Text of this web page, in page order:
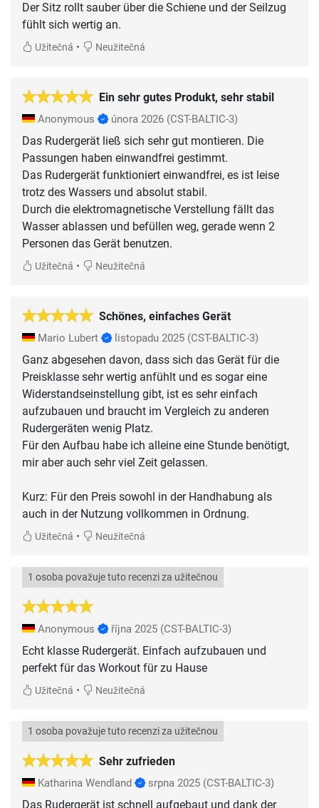
Der Sitz rollt sauber über die Schiene und der Seilzug
fühlt sich wertig an.
Užitečná • Neužitečná
Ein sehr gutes Produkt, sehr stabil
Anonymous února 2026 (CST-BALTIC-3)
Das Rudergerät ließ sich sehr gut montieren. Die
Passungen haben einwandfrei gestimmt.
Das Rudergerät funktioniert einwandfrei, es ist leise
trotz des Wassers und absolut stabil.
Durch die elektromagnetische Verstellung fällt das
Wasser ablassen und befüllen weg, gerade wenn 2
Personen das Gerät benutzen.
Užitečná • Neužitečná
Schönes, einfaches Gerät
Mario Lubert listopadu 2025 (CST-BALTIC-3)
Ganz abgesehen davon, dass sich das Gerät für die
Preisklasse sehr wertig anfühlt und es sogar eine
Widerstandseinstellung gibt, ist es sehr einfach
aufzubauen und braucht im Vergleich zu anderen
Rudergeräten wenig Platz.
Für den Aufbau habe ich alleine eine Stunde benötigt,
mir aber auch sehr viel Zeit gelassen.
Kurz: Für den Preis sowohl in der Handhabung als
auch in der Nutzung vollkommen in Ordnung.
Užitečná • Neužitečná
1 osoba považuje tuto recenzi za užitečnou
Anonymous října 2025 (CST-BALTIC-3)
Echt klasse Rudergerät. Einfach aufzubauen und
perfekt für das Workout für zu Hause
Užitečná • Neužitečná
Sehr zufrieden
1 osoba považuje tuto recenzi za užitečnou
Katharina Wendland srpna 2025 (CST-BALTIC-3)
Das Rudergerät ist schnell aufgebaut und dank der